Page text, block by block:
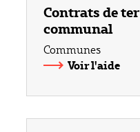
Contrats de
communal
Communes
Voir l'aide